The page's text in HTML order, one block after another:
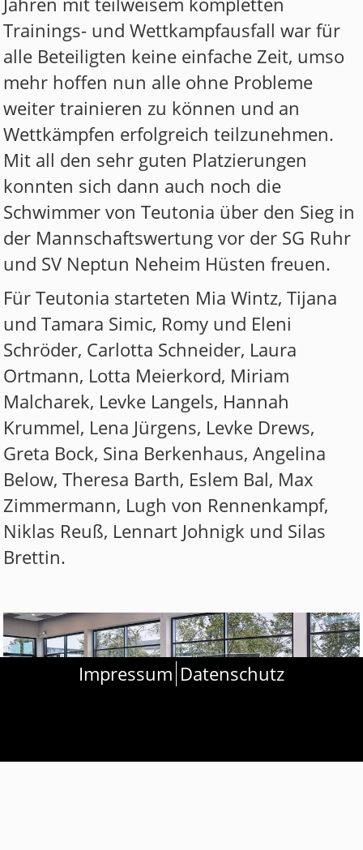
Trainings- und Wettkampfausfall war für
alle Beteiligten keine einfache Zeit, umso
mehr hoffen nun alle ohne Probleme
weiter trainieren zu können und an
Wettkämpfen erfolgreich teilzunehmen.
Mit all den sehr guten Platzierungen
konnten sich dann auch noch die
Schwimmer von Teutonia über den Sieg in
der Mannschaftswertung vor der SG Ruhr
und SV Neptun Neheim Hüsten freuen.
Für Teutonia starteten Mia Wintz, Tijana
und Tamara Simic, Romy und Eleni
Schröder, Carlotta Schneider, Laura
Ortmann, Lotta Meierkord, Miriam
Malcharek, Levke Langels, Hannah
Krummel, Lena Jürgens, Levke Drews,
Greta Bock, Sina Berkenhaus, Angelina
Below, Theresa Barth, Eslem Bal, Max
Zimmermann, Lugh von Rennenkampf,
Niklas Reuß, Lennart Johnigk und Silas
Brettin.
Impressum Datenschutz